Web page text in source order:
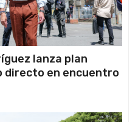
lanza plan
directo en encuentro